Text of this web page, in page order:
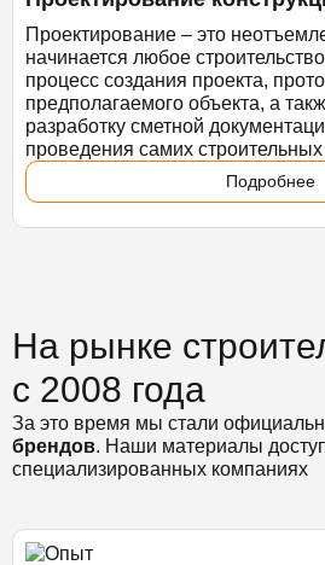
Проектирование – это
начинается любое
процесс создания проекта,
предполагаемого объекта, а
разработку сметной
проведения самих строительных
Подробнее
На рынке
с 2008 года
За это время мы стали
брендов. Наши материалы
специализированных компаниях